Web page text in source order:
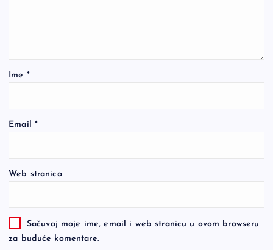
Ime *
Email *
Web stranica
Sačuvaj moje ime, email i web stranicu u ovom browseru
za buduće komentare.